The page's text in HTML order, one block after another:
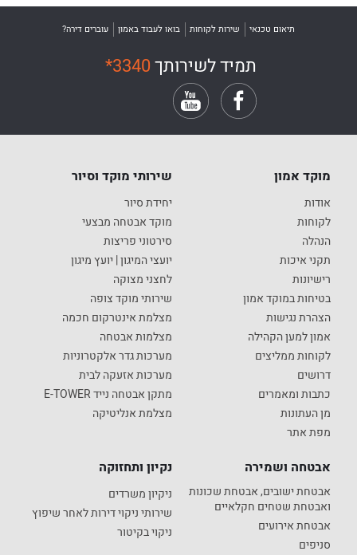
תיאום טכנאי שירות לקוחות בואו לעבוד באמון עוברים דירה?
תמיד לשירותך*3340
מוקד אמון
אודות
לקוחות
הנהלה
תקני איכות
רישיונות
בטיחות במוקד אמון
הצהרת נגישות
אמון למען הקהילה
לקוחות ממליצים
דרושים
כתבות ומאמרים
מן העתונות
מפת אתר
שירותי מוקד וסיור
יחידת סיור
מוקד אבטחה מבצעי
סירטוני פריצות
יועצי המיגון | יועץ מיגון
לחצני מצוקה
שירותי מוקד צופה
מצלמת אינטרקום חכמה
מצלמות אבטחה
מערכות גדר אלקטרוניות
מערכות אזעקה לבית
מתקן אבטחה נייד E-TOWER
מצלמת אנליטיקה
אבטחה ושמירה
אבטחת ישובים, אבטחת שכונות
ואבטחת שטחים חקלאיים
אבטחת אירועים
סניפים
נקיון ותחזוקה
ניקיון משרדים
שירותי ניקוי דירות לאחר שיפוץ
ניקוי בקיטור